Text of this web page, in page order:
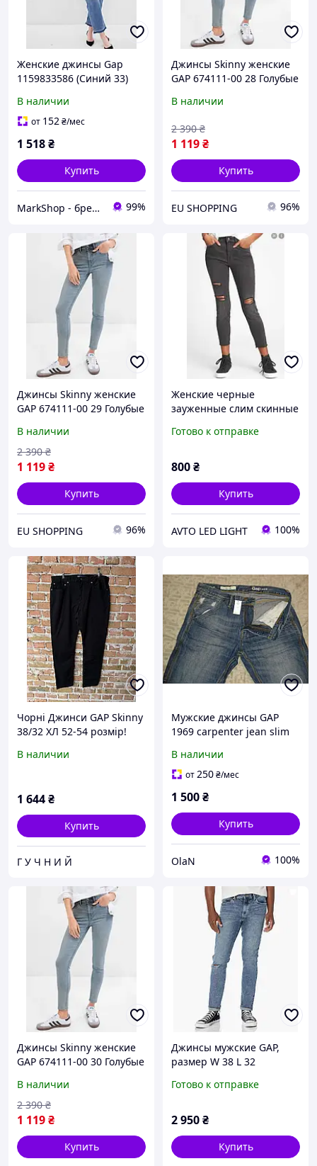
Женские джинсы Gap
1159833586 (Синий 33)
В наличии
от 152₴/мес
1 518₴
Купить
MarkShop - брендовая одежда, обувь, аксессуары 99%
Джинсы Skinny женские
GAP 674111-00 28 Голубые
В наличии
1 119₴
2 390 ₴
Купить
EU SHOPPING 96%
Джинсы Skinny женские
GAP 674111-00 29 Голубые
В наличии
1 119₴
2 390 ₴
Купить
EU SHOPPING 96%
Женские черные
зауженные слим скинные
Готово к отправке
800₴
Купить
AVTO LED LIGHT 100%
Чорні Джинси GAP Skinny
38/32 ХЛ 52-54 розмір!
В наличии
1 644₴
Купить
Г У Ч Н И Й
Мужские джинсы GAP
1969 carpenter jean slim
В наличии
от250₴/мес
1 500₴
Купить
OlaN 100%
Джинсы Skinny женские
GAP 674111-00 30 Голубые
В наличии
1 119₴
2 390 ₴
Купить
Джинсы мужские GAP,
размер W 38 L 32
Готово к отправке
2 950₴
Купить